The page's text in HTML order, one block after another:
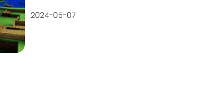
2024-05-07